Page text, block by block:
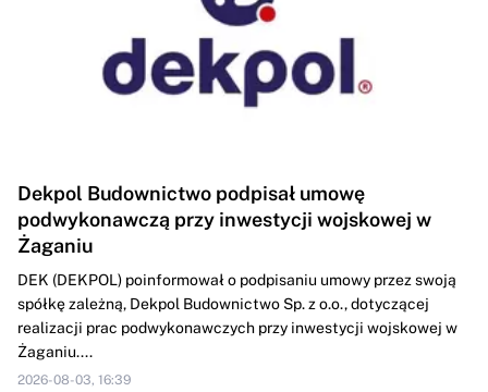
Dekpol Budownictwo podpisał umowę
podwykonawczą przy inwestycji wojskowej w
Żaganiu
DEK (DEKPOL) poinformował o podpisaniu umowy przez swoją
spółkę zależną, Dekpol Budownictwo Sp. z o.o., dotyczącej
realizacji prac podwykonawczych przy inwestycji wojskowej w
Żaganiu....
2026-08-03, 16:39